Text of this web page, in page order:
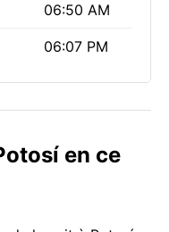
06:50 AM
06:07 PM
en ce